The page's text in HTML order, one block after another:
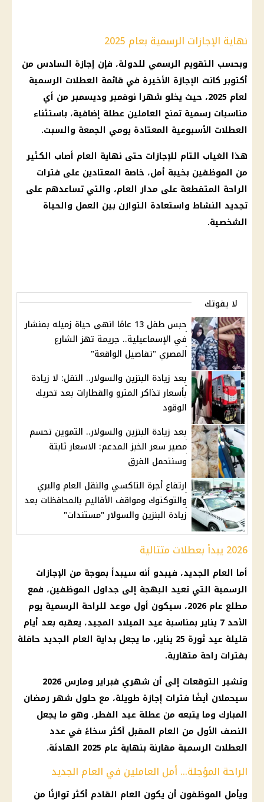
نهاية الإجازات الرسمية بعام 2025
وبحسب التقويم الرسمي للدولة، فإن إجازة السادس من
أكتوبر كانت الإجازة الأخيرة في قائمة العطلات الرسمية
لعام 2025، حيث يخلو شهرا نوفمبر وديسمبر من أي
مناسبات رسمية تمنح العاملين عطلة إضافية، باستثناء
العطلات الأسبوعية المعتادة يومي الجمعة والسبت.
هذا الغياب التام للإجازات حتى نهاية العام أصاب الكثير
من الموظفين بخيبة أمل، خاصة المعتادين على فترات
الراحة المتقطعة على مدار العام، والتي تساعدهم على
تجديد النشاط واستعادة التوازن بين العمل والحياة
الشخصية.
لا يفوتك
حبس طفل 13 عامًا انهى حياة زميله بمنشار
في الإسماعيلية.. جريمة تهز الشارع
المصري "تفاصيل الواقعة"
بعد زيادة البنزين والسولار.. النقل: لا زيادة
بأسعار تذاكر المترو والقطارات بعد تحريك
الوقود
بعد زيادة البنزين والسولار.. التموين تحسم
مصير سعر الخبز المدعم: الاسعار ثابتة
وسنتحمل الفرق
ارتفاع أجرة التاكسي والنقل العام والبري
والتوكتوك ومواقف الأقاليم بالمحافظات بعد
زيادة البنزين والسولار "مستندات"
2026 يبدأ بعطلات متتالية
أما العام الجديد، فيبدو أنه سيبدأ بموجة من الإجازات
الرسمية التي تعيد البهجة إلى جداول الموظفين، فمع
مطلع عام 2026، سيكون أول موعد للراحة الرسمية يوم
الأحد 7 يناير بمناسبة عيد الميلاد المجيد، يعقبه بعد أيام
قليلة عيد ثورة 25 يناير، ما يجعل بداية العام الجديد حافلة
بفترات راحة متقاربة.
وتشير التوقعات إلى أن شهري فبراير ومارس 2026
سيحملان أيضًا فترات إجازة طويلة، مع حلول شهر رمضان
المبارك وما يتبعه من عطلة عيد الفطر، وهو ما يجعل
النصف الأول من العام المقبل أكثر سخاءً في عدد
العطلات الرسمية مقارنة بنهاية عام 2025 الهادئة.
الراحة المؤجلة... أمل العاملين في العام الجديد
ويأمل الموظفون أن يكون العام القادم أكثر توازنًا من